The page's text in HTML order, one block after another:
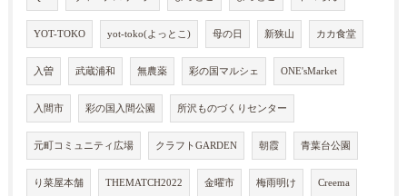
YOT-TOKO yot-toko(よっとこ) 母の日 新狭山 カカ食堂
入曽 武蔵浦和 無農薬 彩の国マルシェ ONE'sMarket
入間市 彩の国入間公園 所沢ものづくりセンター
元町コミュニティ広場 クラフトGARDEN 朝霞 青葉台公園
り菜屋本舗 THEMATCH2022 金曜市 梅雨明け Creema